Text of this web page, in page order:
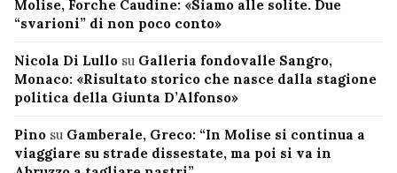
Molise, Forche Caudine: «Siamo alle solite. Due
“svarioni” di non poco conto»
Nicola Di Lullo su Galleria fondovalle Sangro,
Monaco: «Risultato storico che nasce dalla stagione
politica della Giunta D’Alfonso»
Pino su Gamberale, Greco: “In Molise si continua a
viaggiare su strade dissestate, ma poi si va in